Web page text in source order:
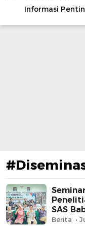
Informasi
SAS
Berita